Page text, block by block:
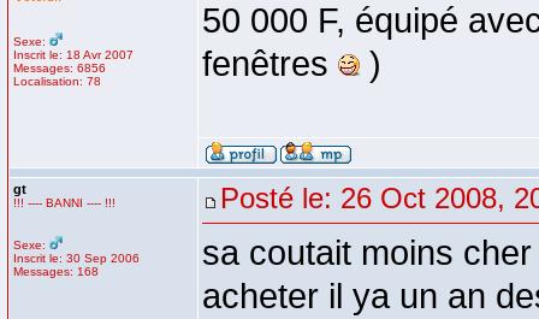
Sexe:
Inscrit le: 18 Avr 2007
Messages: 6856
Localisation: 78
50 000 F, équipé
fenêtres
)
gt
!!! ---- BANNI ---- !!!
Sexe:
Inscrit le: 30 Sep 2006
Messages: 168
Posté le: 26 Oct 2008,
sa coutait moins
acheter il ya un an